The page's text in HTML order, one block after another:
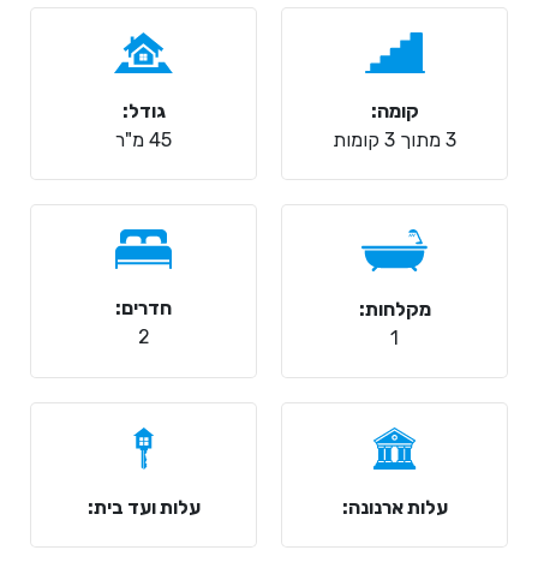
קומה:
3 מתוך 3 קומות
גודל:
45 מ"ר
מקלחות:
1
חדרים:
2
עלות ארנונה: עלות ועד בית: